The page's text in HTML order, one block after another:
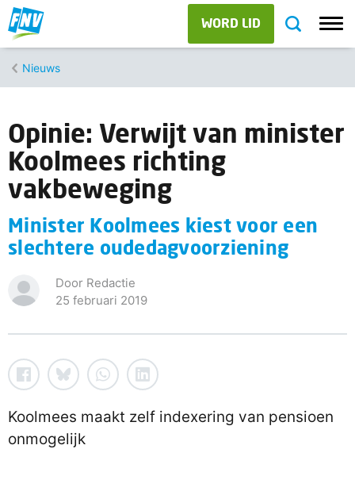
WORD LID
Nieuws
Opinie: Verwijt van minister
Koolmees richting
vakbeweging
Minister Koolmees kiest voor een
slechtere oudedagvoorziening
Door Redactie
25 februari 2019
Koolmees maakt zelf indexering van pensioen
onmogelijk